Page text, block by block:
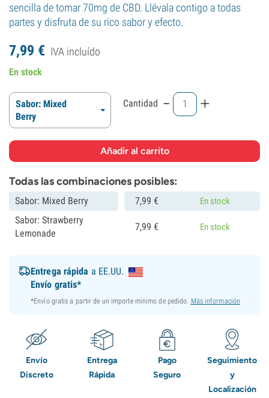
sencilla de tomar 70mg de CBD. Llévala contigo a todas
partes y disfruta de su rico sabor y efecto.
7,99 € IVA incluído
En stock
Sabor: Mixed
Berry
Cantidad - +
Todas las combinaciones posibles:
Sabor: Mixed Berry 7,99 € En stock
Sabor: Strawberry
Lemonade
7,99 € En stock
Entrega rápida a EE.UU.
Envío gratis*
*Envío gratis a partir de un importe mínimo de pedido. Más información
Envío
Discreto
Entrega
Rápida
Pago
Seguro
Seguimiento
y
Localización